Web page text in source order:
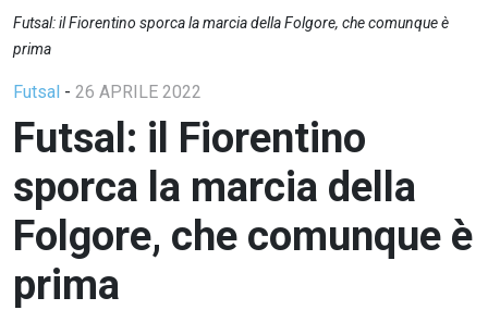
Futsal: il Fiorentino sporca la marcia della Folgore, che comunque è
prima
Futsal - 26 APRILE 2022
Futsal: il Fiorentino
sporca la marcia della
Folgore, che comunque è
prima